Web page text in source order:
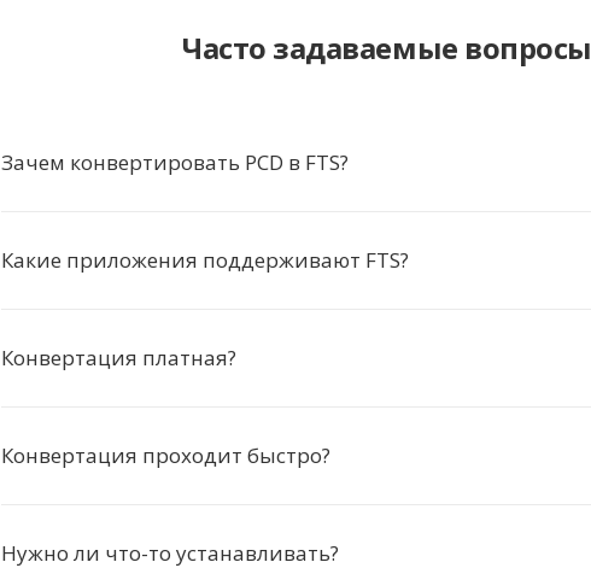
Часто задаваемые вопросы
Зачем конвертировать PCD в FTS?
Какие приложения поддерживают FTS?
Конвертация платная?
Конвертация проходит быстро?
Нужно ли что-то устанавливать?